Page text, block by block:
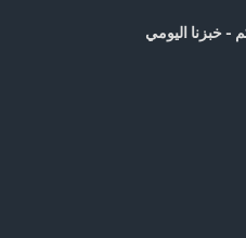
- خبزنا اليومي